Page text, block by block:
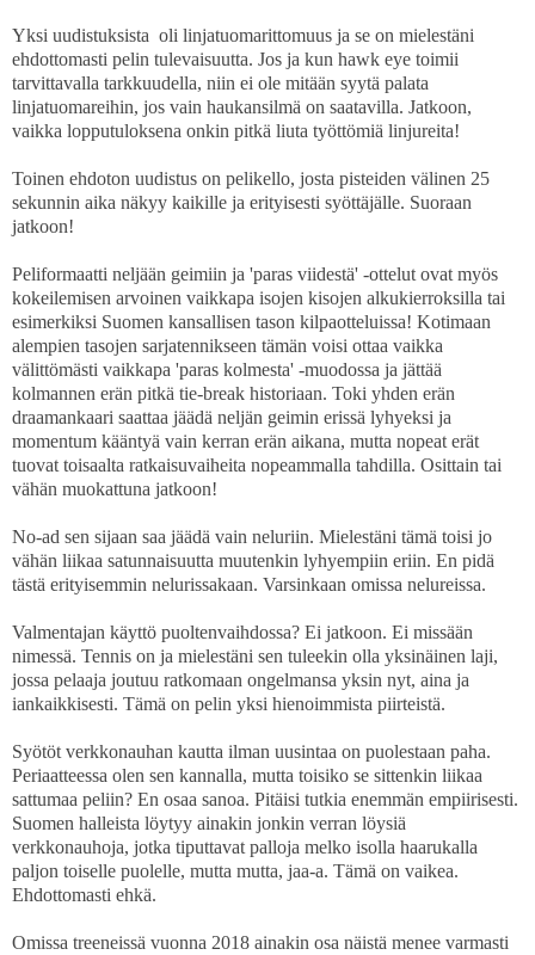
Yksi uudistuksista oli linjatuomarittomuus ja se on mielestäni
ehdottomasti pelin tulevaisuutta. Jos ja kun hawk eye toimii
tarvittavalla tarkkuudella, niin ei ole mitään syytä palata
linjatuomareihin, jos vain haukansilmä on saatavilla. Jatkoon,
vaikka lopputuloksena onkin pitkä liuta työttömiä linjureita!
Toinen ehdoton uudistus on pelikello, josta pisteiden välinen 25
sekunnin aika näkyy kaikille ja erityisesti syöttäjälle. Suoraan
jatkoon!
Peliformaatti neljään geimiin ja 'paras viidestä' -ottelut ovat myös
kokeilemisen arvoinen vaikkapa isojen kisojen alkukierroksilla tai
esimerkiksi Suomen kansallisen tason kilpaotteluissa! Kotimaan
alempien tasojen sarjatennikseen tämän voisi ottaa vaikka
välittömästi vaikkapa 'paras kolmesta' -muodossa ja jättää
kolmannen erän pitkä tie-break historiaan. Toki yhden erän
draamankaari saattaa jäädä neljän geimin erissä lyhyeksi ja
momentum kääntyä vain kerran erän aikana, mutta nopeat erät
tuovat toisaalta ratkaisuvaiheita nopeammalla tahdilla. Osittain tai
vähän muokattuna jatkoon!
No-ad sen sijaan saa jäädä vain neluriin. Mielestäni tämä toisi jo
vähän liikaa satunnaisuutta muutenkin lyhyempiin eriin. En pidä
tästä erityisemmin nelurissakaan. Varsinkaan omissa nelureissa.
Valmentajan käyttö puoltenvaihdossa? Ei jatkoon. Ei missään
nimessä. Tennis on ja mielestäni sen tuleekin olla yksinäinen laji,
jossa pelaaja joutuu ratkomaan ongelmansa yksin nyt, aina ja
iankaikkisesti. Tämä on pelin yksi hienoimmista piirteistä.
Syötöt verkkonauhan kautta ilman uusintaa on puolestaan paha.
Periaatteessa olen sen kannalla, mutta toisiko se sittenkin liikaa
sattumaa peliin? En osaa sanoa. Pitäisi tutkia enemmän empiirisesti.
Suomen halleista löytyy ainakin jonkin verran löysiä
verkkonauhoja, jotka tiputtavat palloja melko isolla haarukalla
paljon toiselle puolelle, mutta mutta, jaa-a. Tämä on vaikea.
Ehdottomasti ehkä.
Omissa treeneissä vuonna 2018 ainakin osa näistä menee varmasti